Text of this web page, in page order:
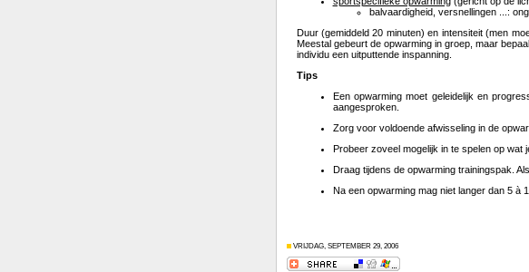
balvaardigheid, versnellingen ...:
Duur (gemiddeld 20 minuten) en intensiteit (men
Meestal gebeurt de opwarming in groep, maar
individu een uitputtende inspanning.
Tips
Een opwarming moet geleidelijk en
aangesproken.
Zorg voor voldoende afwisseling in de
Probeer zoveel mogelijk in te spelen op wat
Draag tijdens de opwarming trainingspak.
Na een opwarming mag niet langer dan 5 à
VRIJDAG, SEPTEMBER 29, 2006